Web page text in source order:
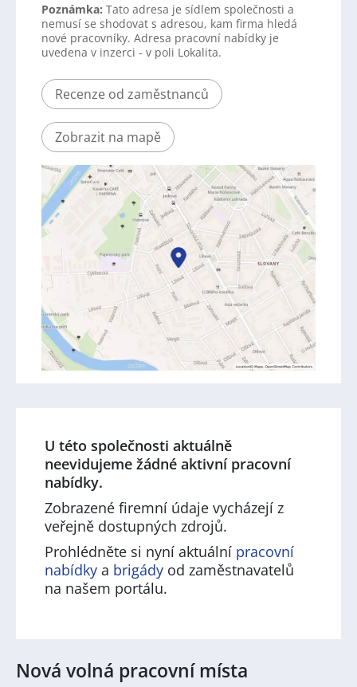
Poznámka: Tato adresa je sídlem společnosti a
nemusí se shodovat s adresou, kam firma hledá
nové pracovníky. Adresa pracovní nabídky je
uvedena v inzerci - v poli Lokalita.
Recenze od zaměstnanců
Zobrazit na mapě
U této společnosti aktuálně
neevidujeme žádné aktivní pracovní
nabídky.
Zobrazené firemní údaje vycházejí z
veřejně dostupných zdrojů.
Prohlédněte si nyní aktuální pracovní
nabídky a brigády od zaměstnavatelů
na našem portálu.
Nová volná pracovní místa